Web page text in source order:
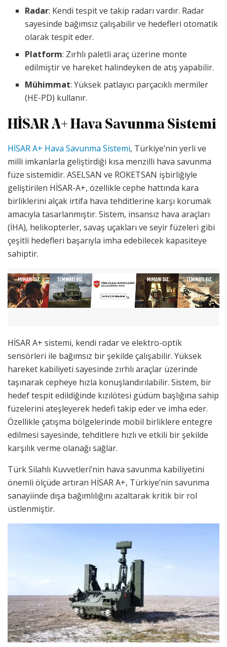
Radar: Kendi tespit ve takip radarı vardır. Radar
sayesinde bağımsız çalışabilir ve hedefleri otomatik
olarak tespit eder.
Platform: Zırhlı paletli araç üzerine monte
edilmiştir ve hareket halindeyken de atış yapabilir.
Mühimmat: Yüksek patlayıcı parçacıklı mermiler
(HE-PD) kullanır.
HİSAR A+ Hava Savunma Sistemi
HİSAR A+ Hava Savunma Sistemi, Türkiye’nin yerli ve
milli imkanlarla geliştirdiği kısa menzilli hava savunma
füze sistemidir. ASELSAN ve ROKETSAN işbirliğiyle
geliştirilen HİSAR-A+, özellikle cephe hattında kara
birliklerini alçak irtifa hava tehditlerine karşı korumak
amacıyla tasarlanmıştır. Sistem, insansız hava araçları
(İHA), helikopterler, savaş uçakları ve seyir füzeleri gibi
çeşitli hedefleri başarıyla imha edebilecek kapasiteye
sahiptir.
HİSAR A+ sistemi, kendi radar ve elektro-optik
sensörleri ile bağımsız bir şekilde çalışabilir. Yüksek
hareket kabiliyeti sayesinde zırhlı araçlar üzerinde
taşınarak cepheye hızla konuşlandırılabilir. Sistem, bir
hedef tespit edildiğinde kızılötesi güdüm başlığına sahip
füzelerini ateşleyerek hedefi takip eder ve imha eder.
Özellikle çatışma bölgelerinde mobil birliklere entegre
edilmesi sayesinde, tehditlere hızlı ve etkili bir şekilde
karşılık verme olanağı sağlar.
Türk Silahlı Kuvvetleri’nin hava savunma kabiliyetini
önemli ölçüde artıran HİSAR A+, Türkiye’nin savunma
sanayiinde dışa bağımlılığını azaltarak kritik bir rol
üstlenmiştir.